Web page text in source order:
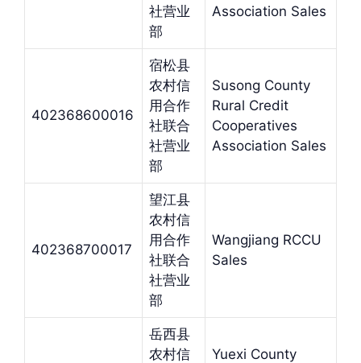
社营业
部
Association Sales
402368600016
宿松县
农村信
用合作
社联合
社营业
部
Susong County
Rural Credit
Cooperatives
Association Sales
402368700017
望江县
农村信
用合作
社联合
社营业
部
Wangjiang RCCU
Sales
岳西县
农村信
Yuexi County